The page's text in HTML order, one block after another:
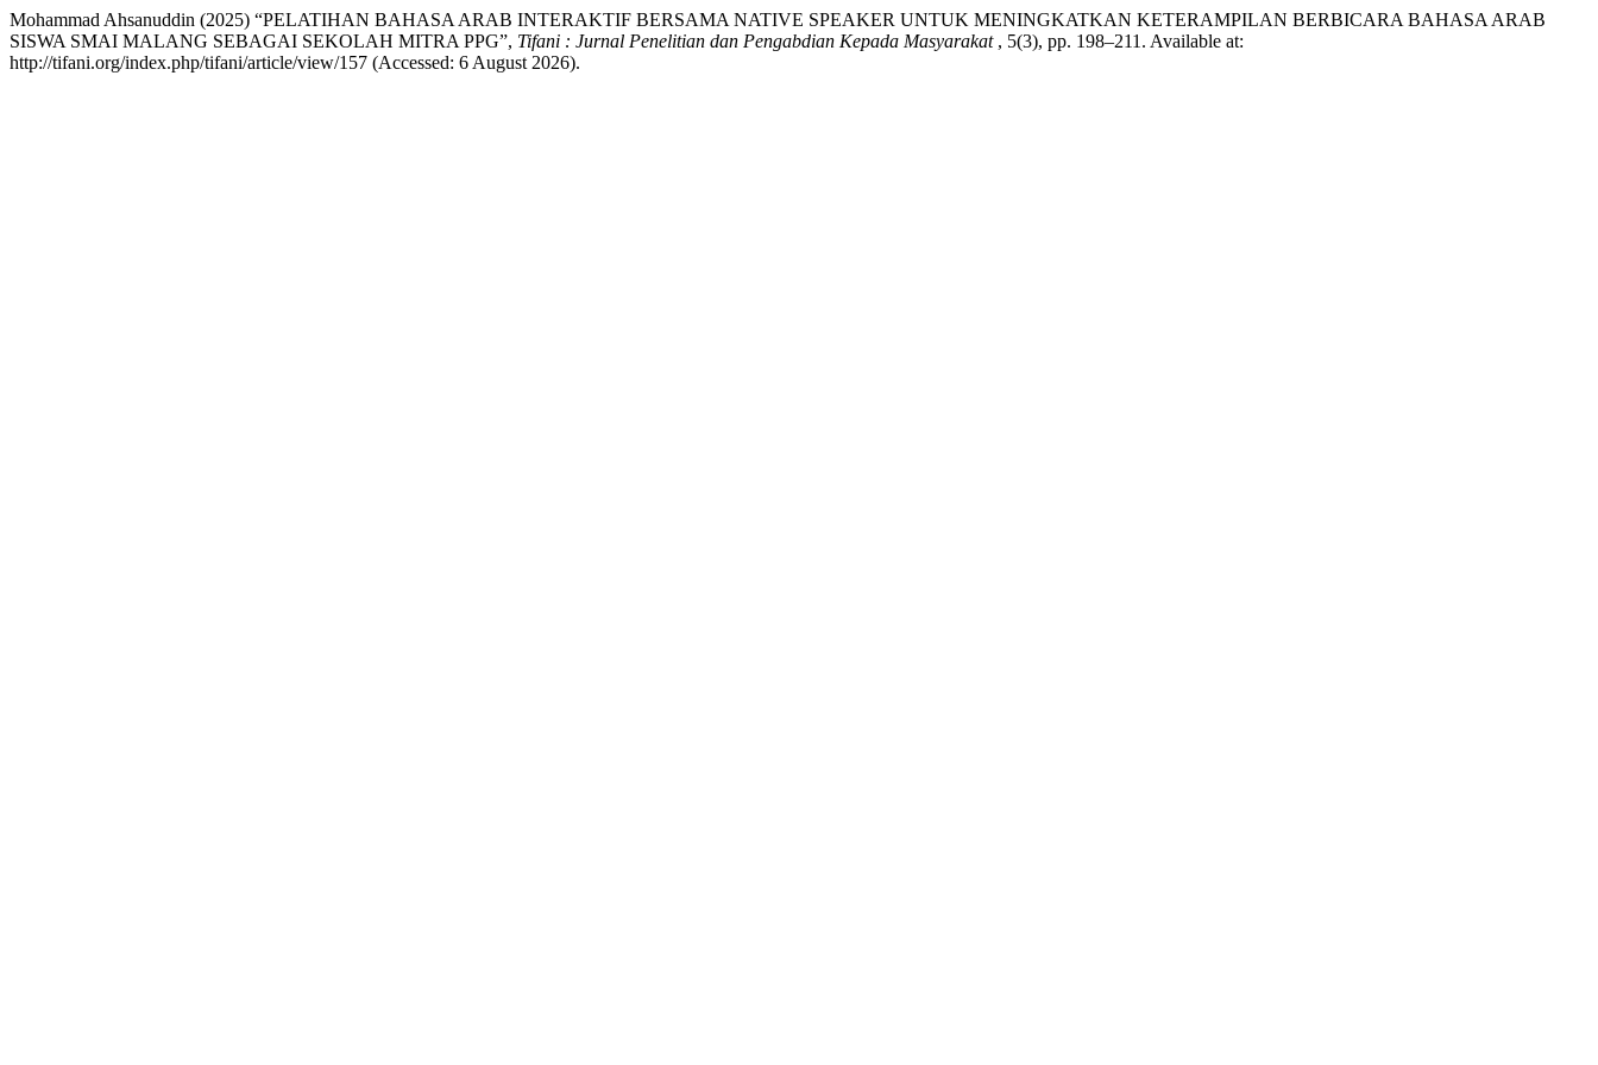
Mohammad Ahsanuddin (2025) “PELATIHAN BAHASA ARAB INTERAKTIF BERSAMA NATIVE SPEAKER UNTUK MENINGKATKAN KETERAMPILAN BERBICARA BAHASA ARAB
SISWA SMAI MALANG SEBAGAI SEKOLAH MITRA PPG”, Tifani : Jurnal Penelitian dan Pengabdian Kepada Masyarakat , 5(3), pp. 198–211. Available at:
http://tifani.org/index.php/tifani/article/view/157 (Accessed: 6 August 2026).